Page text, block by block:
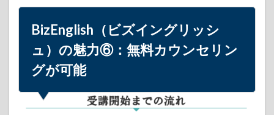
BizEnglish（ビズイングリッシ
ュ）の魅力⑥：無料カウンセリン
グが可能